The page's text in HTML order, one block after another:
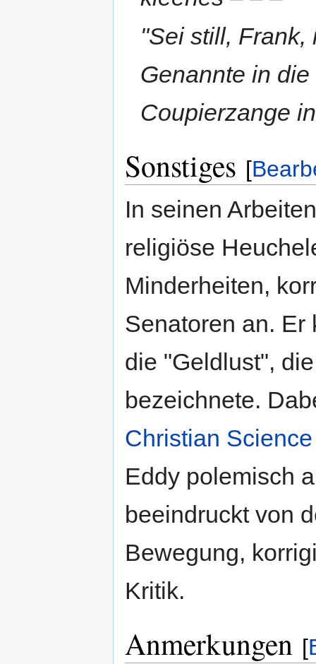
"Sei still, Frank,
Genannte in
Coupierzange
Sonstiges [
In seinen
religiöse
Minderheiten,
Senatoren an. Er
die "Geldlust",
bezeichnete.
Christian Science
Eddy polemisch
beeindruckt von
Bewegung,
Kritik.
Anmerkungen [